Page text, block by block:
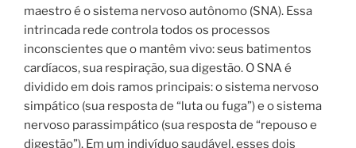
maestro é o sistema nervoso autônomo (SNA). Essa
intrincada rede controla todos os processos
inconscientes que o mantêm vivo: seus batimentos
cardíacos, sua respiração, sua digestão. O SNA é
dividido em dois ramos principais: o sistema nervoso
simpático (sua resposta de “luta ou fuga”) e o sistema
nervoso parassimpático (sua resposta de “repouso e
digestão”). Em um indivíduo saudável, esses dois